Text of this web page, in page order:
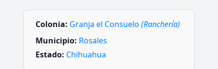
Colonia: Granja el Consuelo (Ranchería)
Municipio: Rosales
Estado: Chihuahua